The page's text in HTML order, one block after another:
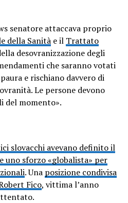
senatore attaccava proprio
della Sanità e il Trattato
desovranizzazione degli
che saranno votati
e rischiano davvero di
Le persone devono
del momento».
slovacchi avevano definito il
uno sforzo «globalista» per
. Una posizione condivisa
Fico, vittima l’anno